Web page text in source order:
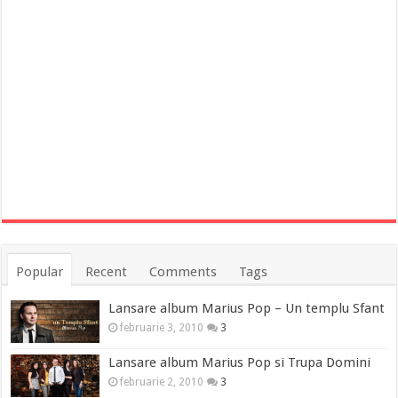
Popular Recent Comments Tags
Lansare album Marius Pop – Un templu Sfant
februarie 3, 2010 3
Lansare album Marius Pop si Trupa Domini
februarie 2, 2010 3